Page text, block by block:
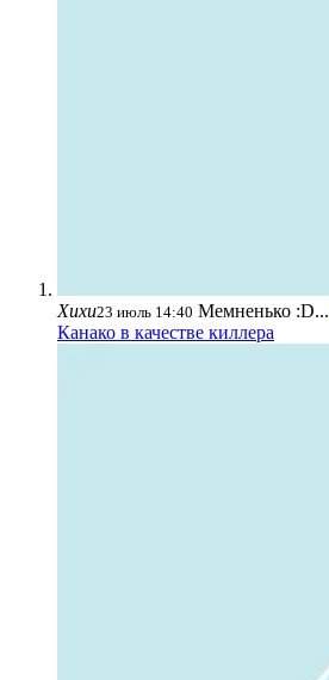
Хихи23 июль 14:40 Мемненько :D...
Канако в качестве киллера